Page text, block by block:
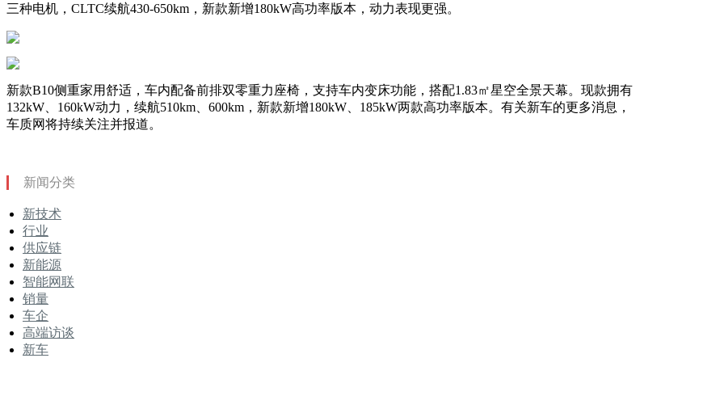
三种电机，CLTC续航430-650km，新款新增180kW高功率版本，动力表现更强。
新款B10侧重家用舒适，车内配备前排双零重力座椅，支持车内变床功能，搭配1.83㎡星空全景天幕。现款拥有
132kW、160kW动力，续航510km、600km，新款新增180kW、185kW两款高功率版本。有关新车的更多消息，
车质网将持续关注并报道。
新闻分类
新技术
行业
供应链
新能源
智能网联
销量
车企
高端访谈
新车